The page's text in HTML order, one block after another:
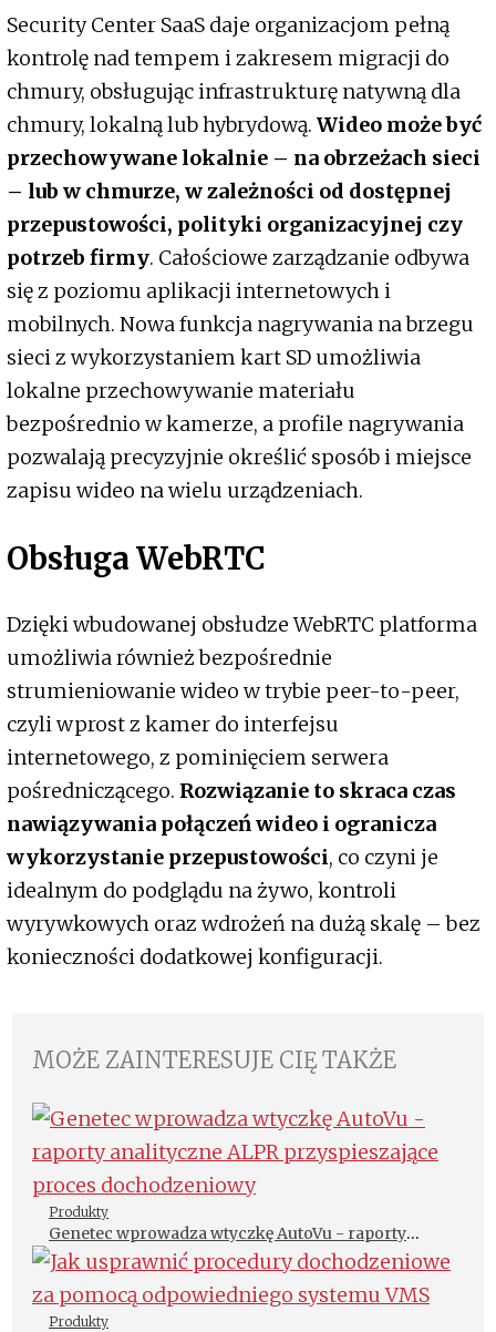
Security Center SaaS daje organizacjom pełną
kontrolę nad tempem i zakresem migracji do
chmury, obsługując infrastrukturę natywną dla
chmury, lokalną lub hybrydową. Wideo może być
przechowywane lokalnie – na obrzeżach sieci
– lub w chmurze, w zależności od dostępnej
przepustowości, polityki organizacyjnej czy
potrzeb firmy. Całościowe zarządzanie odbywa
się z poziomu aplikacji internetowych i
mobilnych. Nowa funkcja nagrywania na brzegu
sieci z wykorzystaniem kart SD umożliwia
lokalne przechowywanie materiału
bezpośrednio w kamerze, a profile nagrywania
pozwalają precyzyjnie określić sposób i miejsce
zapisu wideo na wielu urządzeniach.
Obsługa WebRTC
Dzięki wbudowanej obsłudze WebRTC platforma
umożliwia również bezpośrednie
strumieniowanie wideo w trybie peer-to-peer,
czyli wprost z kamer do interfejsu
internetowego, z pominięciem serwera
pośredniczącego. Rozwiązanie to skraca czas
nawiązywania połączeń wideo i ogranicza
wykorzystanie przepustowości, co czyni je
idealnym do podglądu na żywo, kontroli
wyrywkowych oraz wdrożeń na dużą skalę – bez
konieczności dodatkowej konfiguracji.
MOŻE ZAINTERESUJE CIĘ TAKŻE
Produkty
Genetec wprowadza wtyczkę AutoVu - raporty
analityczne ALPR przyspieszające proces
dochodzeniowy
Produkty